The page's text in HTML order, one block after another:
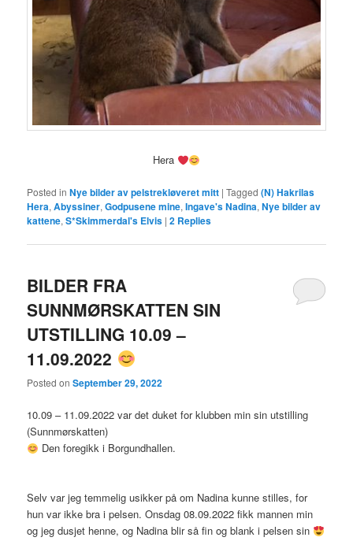
Hera
Posted in Nye bilder av pelstrekløveret mitt |Tagged (N) Hakrilas
Hera,Abyssiner,Godpusene mine,Ingave's Nadina,Nye bilder av
kattene,S*Skimmerdal's Elvis |2 Replies
BILDER FRA
SUNNMØRSKATTEN SIN
UTSTILLING 10.09 –
11.09.2022
Posted onSeptember 29, 2022
10.09 – 11.09.2022 var det duket for klubben min sin utstilling
(Sunnmørskatten)
Den foregikk i Borgundhallen.
Selv var jeg temmelig usikker på om Nadina kunne stilles, for
hun var ikke bra i pelsen. Onsdag 08.09.2022 fikk mannen min
og jeg dusjet henne, og Nadina blir så fin og blank i pelsen sin